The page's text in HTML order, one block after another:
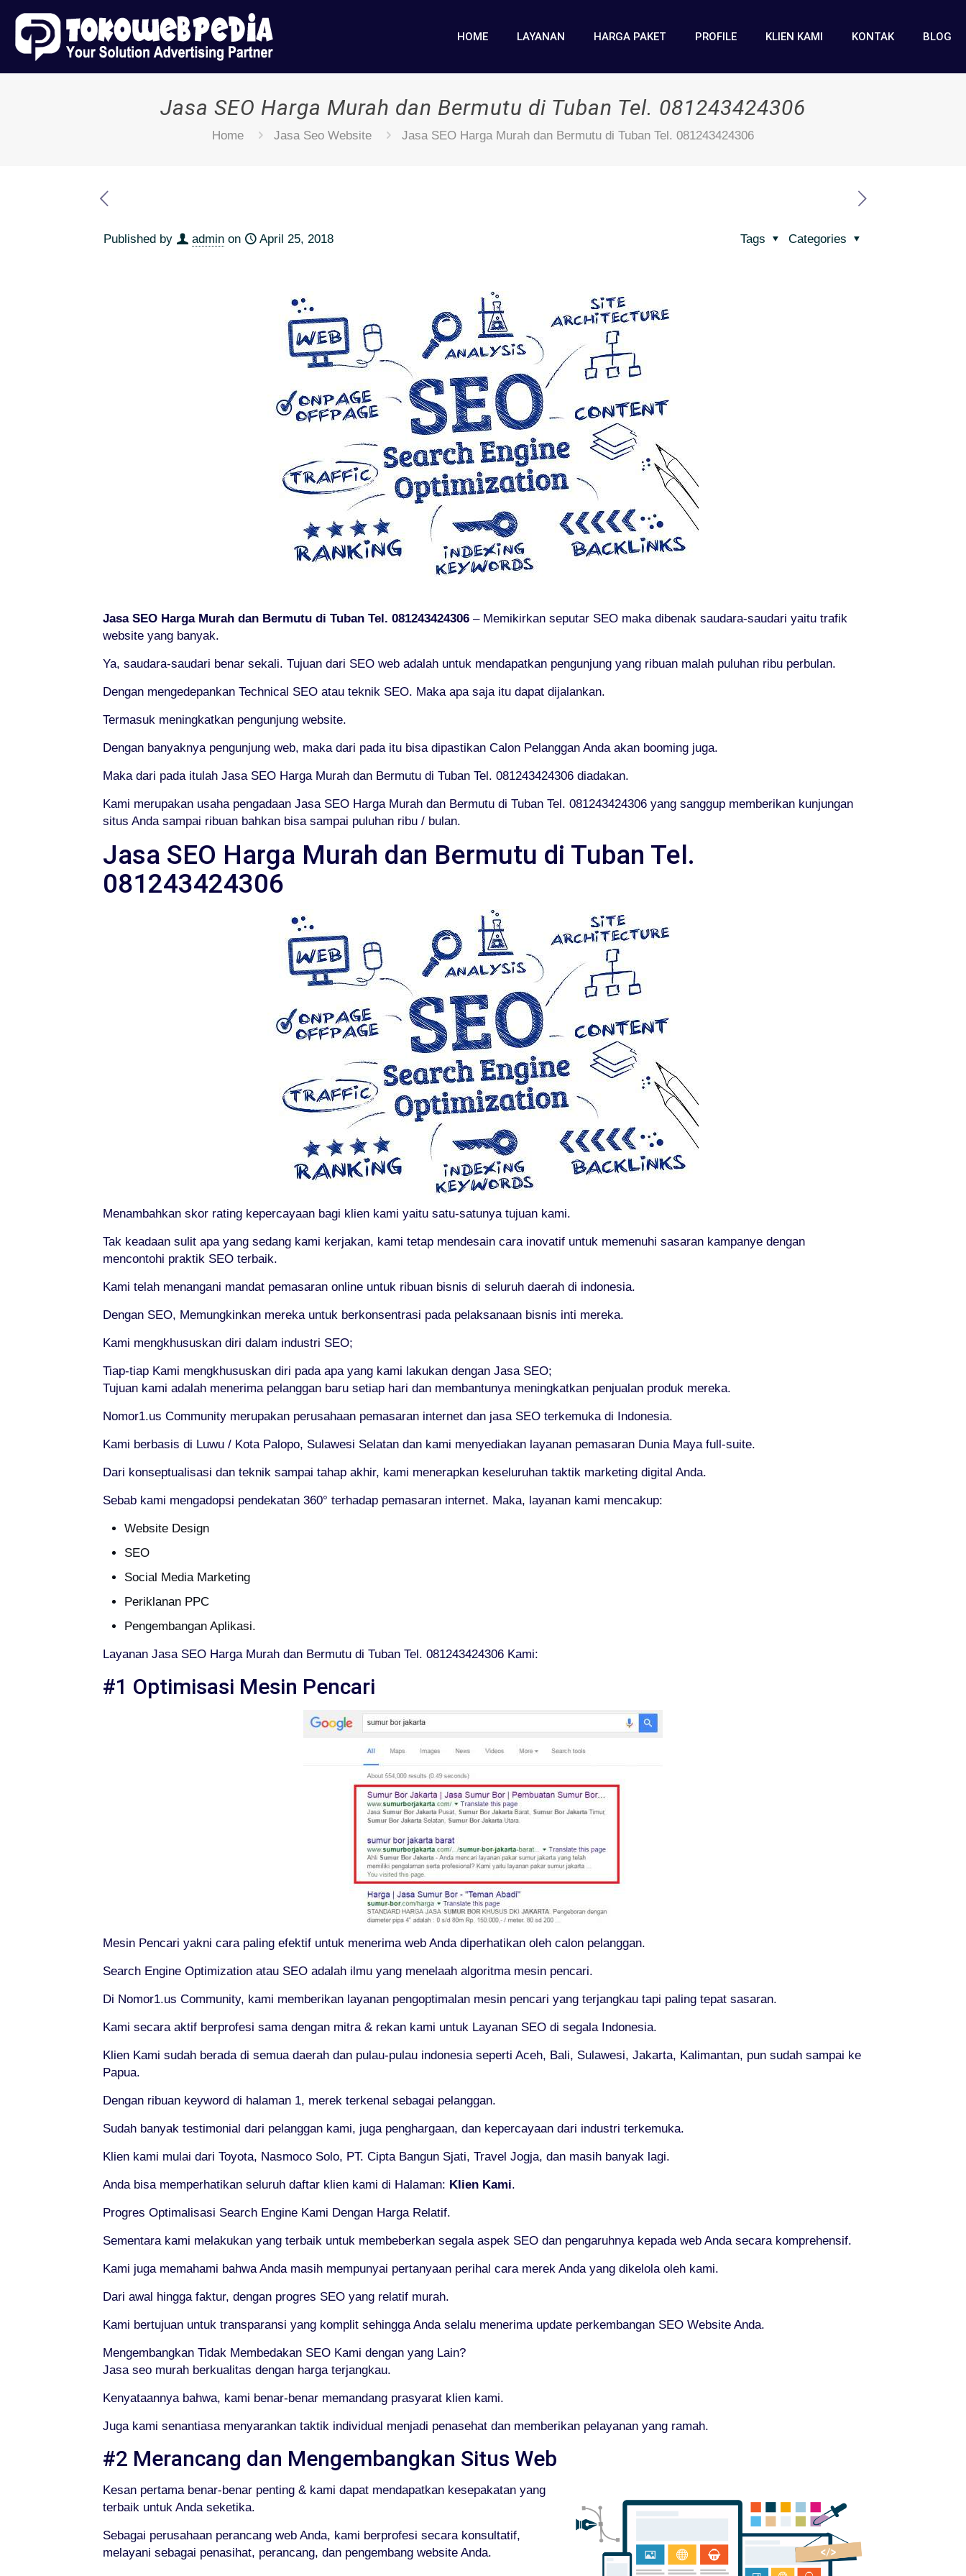
HOME LAYANAN HARGA PAKET PROFILE KLIEN KAMI KONTAK BLOG
Jasa SEO Harga Murah dan Bermutu di Tuban Tel. 081243424306
Home Jasa Seo Website Jasa SEO Harga Murah dan Bermutu di Tuban Tel. 081243424306
Published by admin on April 25, 2018 Categories
Tags
Jasa SEO Harga Murah dan Bermutu di Tuban Tel. 081243424306– Memikirkan seputar SEO maka dibenak saudara-saudari yaitu trafik
website yang banyak.
Ya, saudara-saudari benar sekali. Tujuan dari SEO web adalah untuk mendapatkan pengunjung yang ribuan malah puluhan ribu perbulan.
Dengan mengedepankan Technical SEO atau teknik SEO. Maka apa saja itu dapat dijalankan.
Termasuk meningkatkan pengunjung website.
Dengan banyaknya pengunjung web, maka dari pada itu bisa dipastikan Calon Pelanggan Anda akan booming juga.
Maka dari pada itulah Jasa SEO Harga Murah dan Bermutu di Tuban Tel. 081243424306 diadakan.
Kami merupakan usaha pengadaan Jasa SEO Harga Murah dan Bermutu di Tuban Tel. 081243424306 yang sanggup memberikan kunjungan
situs Anda sampai ribuan bahkan bisa sampai puluhan ribu / bulan.
Jasa SEO Harga Murah dan Bermutu di Tuban Tel.
081243424306
Menambahkan skor rating kepercayaan bagi klien kami yaitu satu-satunya tujuan kami.
Tak keadaan sulit apa yang sedang kami kerjakan, kami tetap mendesain cara inovatif untuk memenuhi sasaran kampanye dengan
mencontohi praktik SEO terbaik.
Kami telah menangani mandat pemasaran online untuk ribuan bisnis di seluruh daerah di indonesia.
Dengan SEO, Memungkinkan mereka untuk berkonsentrasi pada pelaksanaan bisnis inti mereka.
Kami mengkhususkan diri dalam industri SEO;
Tiap-tiap Kami mengkhususkan diri pada apa yang kami lakukan dengan Jasa SEO;
Tujuan kami adalah menerima pelanggan baru setiap hari dan membantunya meningkatkan penjualan produk mereka.
Nomor1.us Community merupakan perusahaan pemasaran internet dan jasa SEO terkemuka di Indonesia.
Kami berbasis di Luwu / Kota Palopo, Sulawesi Selatan dan kami menyediakan layanan pemasaran Dunia Maya full-suite.
Dari konseptualisasi dan teknik sampai tahap akhir, kami menerapkan keseluruhan taktik marketing digital Anda.
Sebab kami mengadopsi pendekatan 360° terhadap pemasaran internet. Maka, layanan kami mencakup:
Website Design
SEO
Social Media Marketing
Periklanan PPC
Pengembangan Aplikasi.
Layanan Jasa SEO Harga Murah dan Bermutu di Tuban Tel. 081243424306 Kami:
#1 Optimisasi Mesin Pencari
Mesin Pencari yakni cara paling efektif untuk menerima web Anda diperhatikan oleh calon pelanggan.
Search Engine Optimization atau SEO adalah ilmu yang menelaah algoritma mesin pencari.
Di Nomor1.us Community, kami memberikan layanan pengoptimalan mesin pencari yang terjangkau tapi paling tepat sasaran.
Kami secara aktif berprofesi sama dengan mitra & rekan kami untuk Layanan SEO di segala Indonesia.
Klien Kami sudah berada di semua daerah dan pulau-pulau indonesia seperti Aceh, Bali, Sulawesi, Jakarta, Kalimantan, pun sudah sampai ke
Papua.
Dengan ribuan keyword di halaman 1, merek terkenal sebagai pelanggan.
Sudah banyak testimonial dari pelanggan kami, juga penghargaan, dan kepercayaan dari industri terkemuka.
Klien kami mulai dari Toyota, Nasmoco Solo, PT. Cipta Bangun Sjati, Travel Jogja, dan masih banyak lagi.
Anda bisa memperhatikan seluruh daftar klien kami di Halaman: Klien Kami.
Progres Optimalisasi Search Engine Kami Dengan Harga Relatif.
Sementara kami melakukan yang terbaik untuk membeberkan segala aspek SEO dan pengaruhnya kepada web Anda secara komprehensif.
Kami juga memahami bahwa Anda masih mempunyai pertanyaan perihal cara merek Anda yang dikelola oleh kami.
Dari awal hingga faktur, dengan progres SEO yang relatif murah.
Kami bertujuan untuk transparansi yang komplit sehingga Anda selalu menerima update perkembangan SEO Website Anda.
Mengembangkan Tidak Membedakan SEO Kami dengan yang Lain?
Jasa seo murah berkualitas dengan harga terjangkau.
Kenyataannya bahwa, kami benar-benar memandang prasyarat klien kami.
Juga kami senantiasa menyarankan taktik individual menjadi penasehat dan memberikan pelayanan yang ramah.
#2 Merancang dan Mengembangkan Situs Web
Kesan pertama benar-benar penting & kami dapat mendapatkan kesepakatan yang
terbaik untuk Anda seketika.
Sebagai perusahaan perancang web Anda, kami berprofesi secara konsultatif,
melayani sebagai penasihat, perancang, dan pengembang website Anda.